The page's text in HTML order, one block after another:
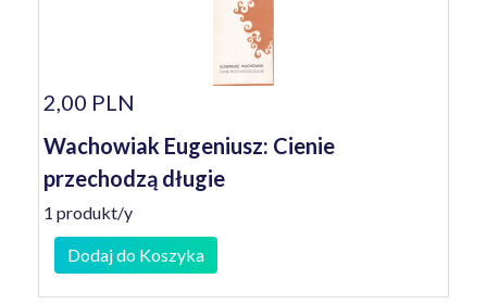
2,00 PLN
Wachowiak Eugeniusz: Cienie
przechodzą długie
1 produkt/y
Dodaj do Koszyka